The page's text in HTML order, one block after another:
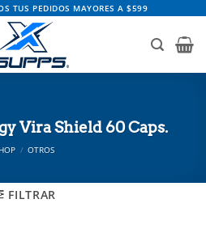
TUS PEDIDOS MAYORES A $599
Vira Shield 60 Caps.
/ OTROS
FILTRAR